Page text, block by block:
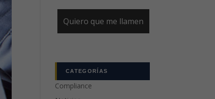
CATEGORÍAS
Compliance